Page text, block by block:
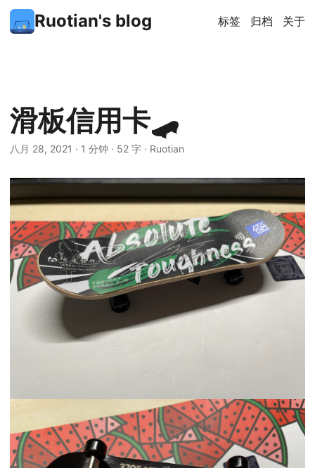
Ruotian's blog 标签 归档 关于
滑板信用卡🛹
八月 28, 2021 · 1 分钟 · 52 字 · Ruotian